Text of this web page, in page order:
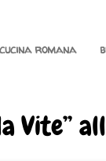
cucina romana
Vite”